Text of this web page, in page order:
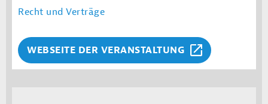
Recht und Verträge
WEBSEITE DER VERANSTALTUNG